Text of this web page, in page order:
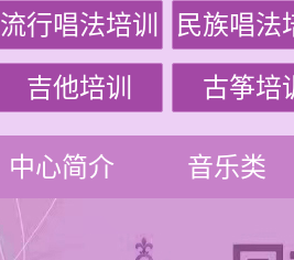
流行唱法培训 民族唱法
吉他培训 古筝培
中心简介 音乐类